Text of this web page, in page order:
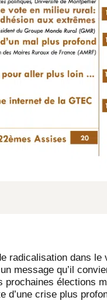
radicalisation dans le
message qu’il
prochaines élections
d’une crise plus